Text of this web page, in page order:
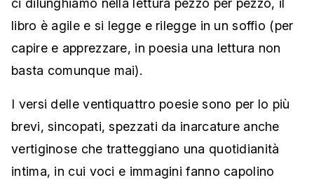
ci dilunghiamo nella lettura pezzo per pezzo, il
libro è agile e si legge e rilegge in un soffio (per
capire e apprezzare, in poesia una lettura non
basta comunque mai).
I versi delle ventiquattro poesie sono per lo più
brevi, sincopati, spezzati da inarcature anche
vertiginose che tratteggiano una quotidianità
intima, in cui voci e immagini fanno capolino